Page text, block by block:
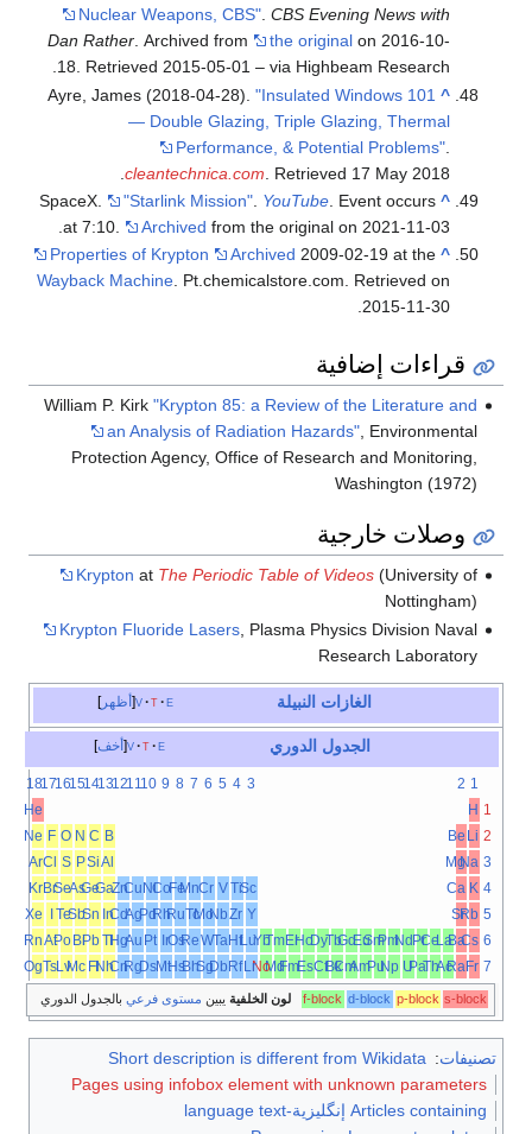
Nuclear Weapons, CBS".CBS Evening News with
Dan Rather. Archived from the original on 2016-10-
18. Retrieved2015-05-01 – via Highbeam Research.
^
Ayre, James (2018-04-28)."Insulated Windows 101
— Double Glazing, Triple Glazing, Thermal
Performance, & Potential Problems"
cleantechnica.com . Retrieved 17 May 2018
.
^
SpaceX. "Starlink Mission" YouTube
at 7:10.
Archived from the original on 2021-11-03.
^
Properties of Krypton Archived 2009-02-19 at the
Wayback Machine. Pt.chemicalstore.com. Retrieved on
2015-11-30.
قراءات إضافية
William P. Kirk "Krypton 85: a Review of the Literature and
an Analysis of Radiation Hazards", Environmental
Protection Agency, Office of Research and Monitoring,
Washington (1972)
وصلات خارجية
Krypton at The Periodic Table of Videos(University of
Nottingham)
Krypton Fluoride Lasers, Plasma Physics Division Naval
Research Laboratory
أظهر v t e الغازات النبيلة
أخف v t e الجدول الدوري
1
2
3
4
5
6
7
8
9
10
11
12
13
14
15
16
17
18
1
H
He
2
Li
Be
B
C
N
O
F
Ne
3
Na
Mg
Al
Si
P
S
Cl
Ar
4
K
Ca
Sc
Ti
V
Cr
Mn
Fe
Co
Ni
Cu
Zn
Ga
Ge
As
Se
Br
Kr
5
Rb
Sr
Y
Zr
Nb
Mo
Tc
Ru
Rh
Pd
Ag
Cd
In
Sn
Sb
Te
Xe
6
Cs
Ba
La
Ce
Pr
Nd
Pm
Sm
Eu
Gd
Tb
Dy
Ho
Er
Tm
Yb
Lu
Hf
Ta
W
Re
Os
Ir
Pt
Au
Hg
Tl
Pb
Bi
Po
At
Rn
7
Fr
Ra
Ac
Th
Pa
U
Np
Pu
Am
Cm
Bk
Cf
Es
Fm
Md
No
Lr
Rf
Db
Sg
Bh
Hs
Mt
Ds
Rg
Cn
Nh
Fl
Mc
Lv
Ts
Og
s-block
p-block
d-block
f-block لون الخلفيةيبين مستوى فرعيبالجدول الدوري
تصنيفات:
Short description is different from Wikidata
Pages using infobox element with unknown parameters
Articles containing إنگليزية-language text